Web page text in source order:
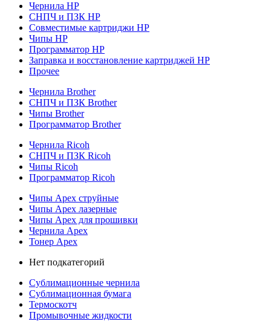
Чернила HP
СНПЧ и ПЗК HP
Совместимые картриджи HP
Чипы HP
Программатор HP
Заправка и восстановление картриджей HP
Прочее
Чернила Brother
СНПЧ и ПЗК Brother
Чипы Brother
Программатор Brother
Чернила Ricoh
СНПЧ и ПЗК Ricoh
Чипы Ricoh
Программатор Ricoh
Чипы Apex струйные
Чипы Apex лазерные
Чипы Apex для прошивки
Чернила Apex
Тонер Apex
Нет подкатегорий
Сублимационные чернила
Сублимационная бумага
Термоскотч
Промывочные жидкости